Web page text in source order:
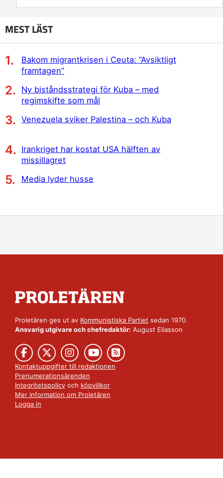
MEST LÄST
Bakom migrantkrisen i Ceuta: ”Avsiktligt
framtagen”
Ny biståndsstrategi för Kuba – med
regimskifte som mål
Venezuela sviker Palestina – och Kuba
Irankriget har kostat USA hälften av
missillagret
Media lyder husse
Proletären ges ut av Kommunistiska Partiet sedan 1970.
Ansvarig utgivare och chefredaktör: August Eliasson
Kontaktuppgifter till redaktionen
Prenumerationsärenden
Integritetspolicy och köpvillkor
Mer information om Proletären
Logga in